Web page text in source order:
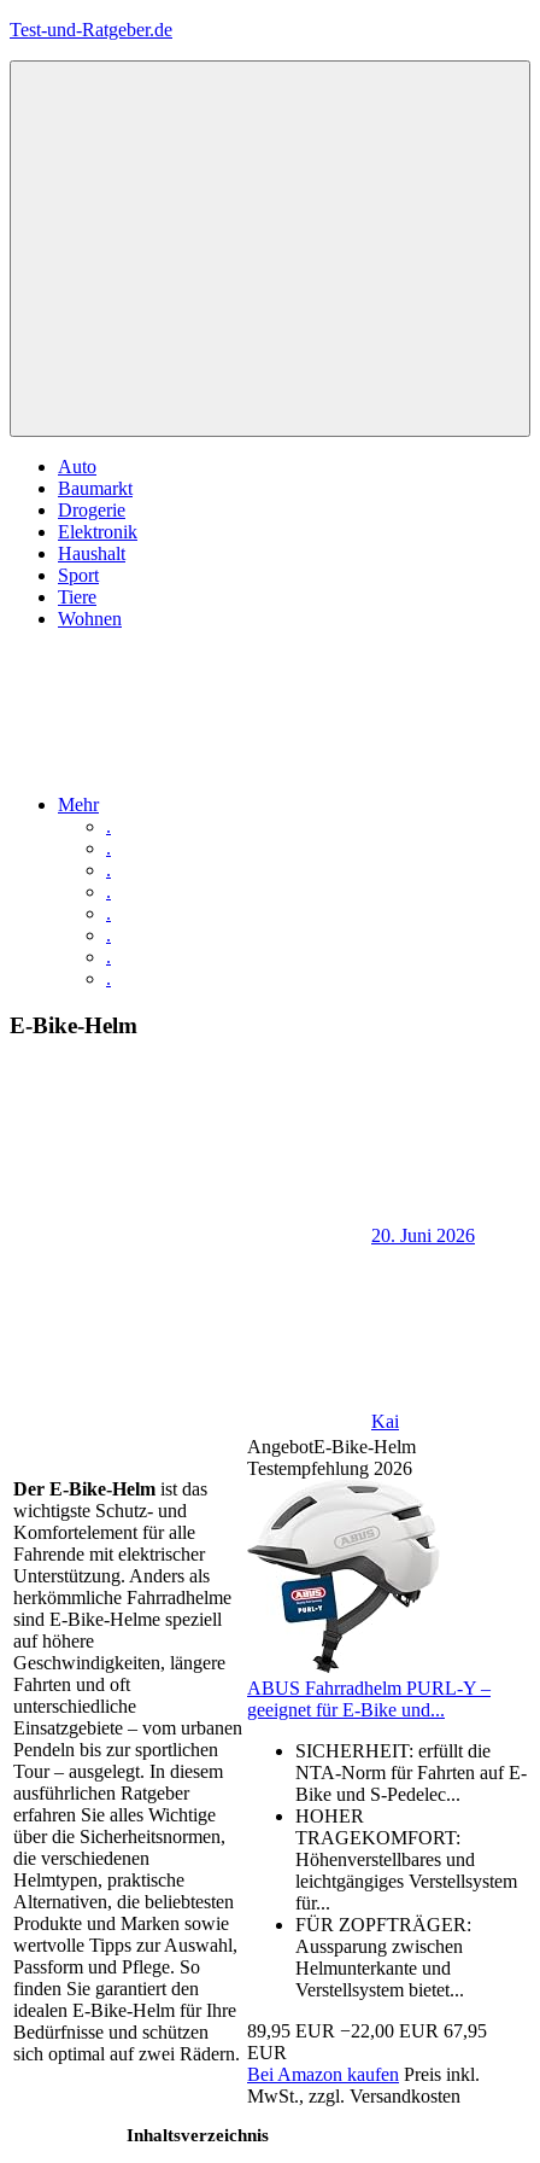
Zum
Test-und-Ratgeber.de
Auto
Baumarkt
Drogerie
Elektronik
Haushalt
Sport
Tiere
Wohnen
Mehr
.
.
.
.
.
.
.
.
E-Bike-Helm
20. Juni 2026
Kai
Der E-Bike-Helm ist das
wichtigste Schutz- und
Komfortelement für alle
Fahrende mit elektrischer
Unterstützung. Anders als
herkömmliche Fahrradhelme
sind E-Bike-Helme speziell
auf höhere
Geschwindigkeiten, längere
Fahrten und oft
unterschiedliche
Einsatzgebiete – vom urbanen
Pendeln bis zur sportlichen
Tour – ausgelegt. In diesem
ausführlichen Ratgeber
erfahren Sie alles Wichtige
über die Sicherheitsnormen,
die verschiedenen
Helmtypen, praktische
Alternativen, die beliebtesten
Produkte und Marken sowie
wertvolle Tipps zur Auswahl,
Passform und Pflege. So
finden Sie garantiert den
idealen E-Bike-Helm für Ihre
Bedürfnisse und schützen
sich optimal auf zwei Rädern.
AngebotE-Bike-Helm
Testempfehlung 2026
ABUS Fahrradhelm PURL-Y –
geeignet für E-Bike und...
SICHERHEIT: erfüllt die
NTA-Norm für Fahrten auf E-
Bike und S-Pedelec...
HOHER
TRAGEKOMFORT:
Höhenverstellbares und
leichtgängiges Verstellsystem
für...
FÜR ZOPFTRÄGER:
Aussparung zwischen
Helmunterkante und
Verstellsystem bietet...
89,95 EUR −22,00 EUR 67,95
EUR
Bei Amazon kaufen Preis inkl.
MwSt., zzgl. Versandkosten
Inhaltsverzeichnis